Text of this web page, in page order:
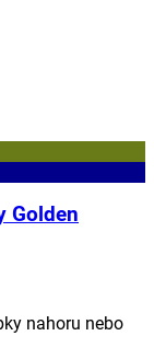
Golden
nahoru nebo